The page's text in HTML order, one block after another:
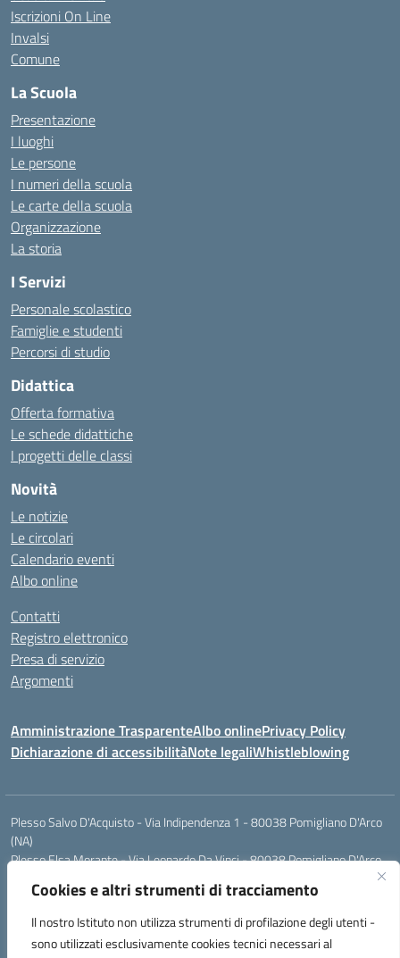
Cookies e altri strumenti di tracciamento
Il nostro Istituto non utilizza strumenti di profilazione degli utenti -
sono utilizzati esclusivamente cookies tecnici necessari al
Iscrizioni On Line
Invalsi
Comune
La Scuola
Presentazione
I luoghi
Le persone
I numeri della scuola
Le carte della scuola
Organizzazione
La storia
I Servizi
Personale scolastico
Famiglie e studenti
Percorsi di studio
Didattica
Offerta formativa
Le schede didattiche
I progetti delle classi
Novità
Le notizie
Le circolari
Calendario eventi
Albo online
Contatti
Registro elettronico
Presa di servizio
Argomenti
Amministrazione TrasparenteAlbo onlinePrivacy Policy
Dichiarazione di accessibilitàNote legaliWhistleblowing
Plesso Salvo D'Acquisto - Via Indipendenza 1 - 80038 Pomigliano D'Arco
(NA)
Plesso Elsa Morante - Via Leonardo Da Vinci - 80038 Pomigliano D'Arco
Plesso Leone - Via Pascoli - 80038 Pomigliano D'Arco (NA)
Tel.:0813177304 - Mail: naic8g1003@istruzione.it - Pec:
Codice Univoco ufficio: UIECQ7